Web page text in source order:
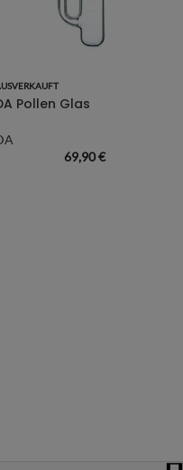
Pollen Glas
69,90€